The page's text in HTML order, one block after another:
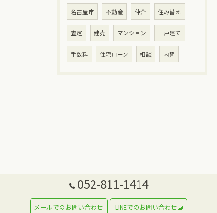
名古屋市 不動産 仲介 住み替え
査定 建売 マンション 一戸建て
手数料 住宅ローン 相談 内覧
052-811-1414
メールでのお問い合わせ LINEでのお問い合わせ